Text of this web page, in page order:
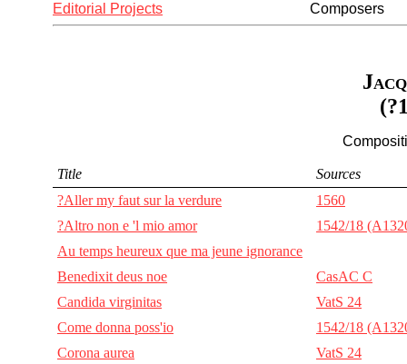
Editorial Projects Composers
Title
Sources
?Aller my faut sur la verdure
1560
?Altro non e 'l mio amor
1542/18
Au temps heureux que ma jeune ignorance
Benedixit deus noe
CasAC C
Candida virginitas
VatS 24
Come donna poss'io
1542/18
Corona aurea
VatS 24